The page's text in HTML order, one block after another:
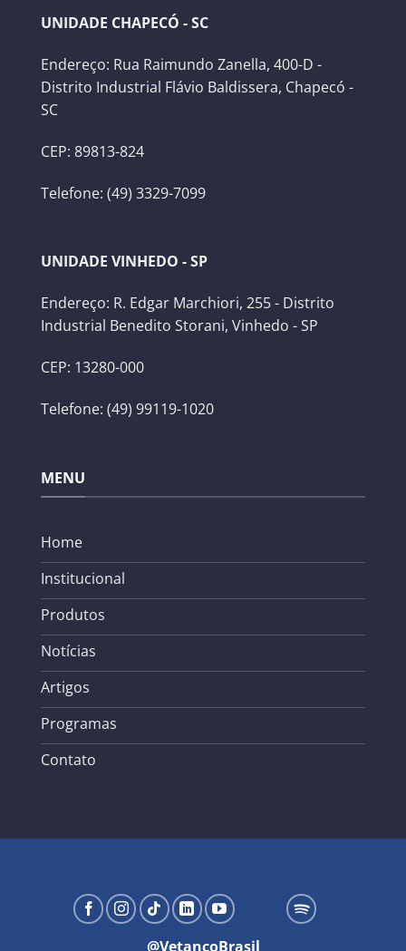
UNIDADE CHAPECÓ - SC
Endereço: Rua Raimundo Zanella, 400-D -
Distrito Industrial Flávio Baldissera, Chapecó -
SC
CEP: 89813-824
Telefone: (49) 3329-7099
UNIDADE VINHEDO - SP
Endereço: R. Edgar Marchiori, 255 - Distrito
Industrial Benedito Storani, Vinhedo - SP
CEP: 13280-000
Telefone: (49) 99119-1020
MENU
Home
Institucional
Produtos
Notícias
Artigos
Programas
Contato
@VetancoBrasil